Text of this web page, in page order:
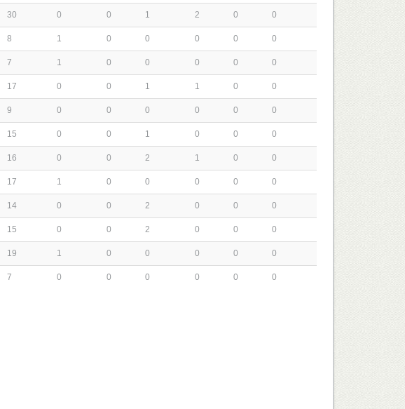
30 0 0 1 2 0 0
8 1 0 0 0 0 0
7 1 0 0 0 0 0
17 0 0 1 1 0 0
9 0 0 0 0 0 0
15 0 0 1 0 0 0
16 0 0 2 1 0 0
17 1 0 0 0 0 0
14 0 0 2 0 0 0
15 0 0 2 0 0 0
19 1 0 0 0 0 0
7 0 0 0 0 0 0